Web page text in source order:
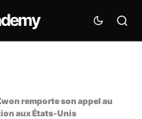
remporte son appel au
aux États-Unis